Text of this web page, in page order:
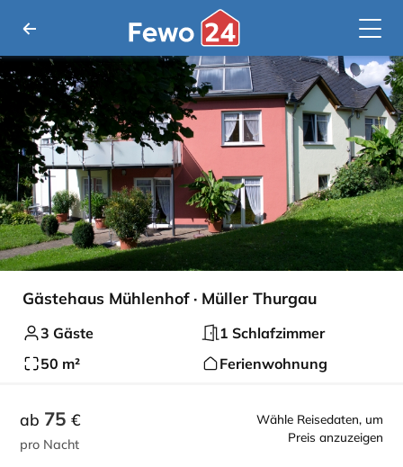
Gästehaus Mühlenhof · Müller Thurgau
3 Gäste
1 Schlafzimmer
50 m²
Ferienwohnung
Wähle Reisedaten, um
Preis anzuzeigen
ab 75 €
pro Nacht